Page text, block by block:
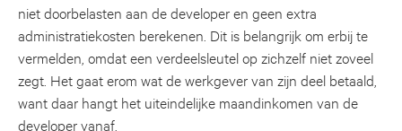
niet doorbelasten aan de developer en geen extra
administratiekosten berekenen. Dit is belangrijk om erbij te
vermelden, omdat een verdeelsleutel op zichzelf niet zoveel
zegt. Het gaat erom wat de werkgever van zijn deel betaald,
want daar hangt het uiteindelijke maandinkomen van de
developer vanaf.